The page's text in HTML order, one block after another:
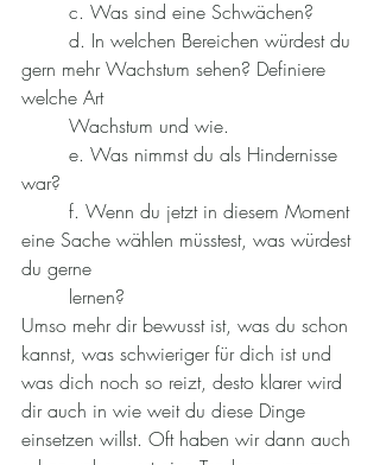
	c. Was sind eine Schwächen?
gern mehr Wachstum sehen? Definiere
welche Art
	Wachstum und wie.
war?
eine Sache wählen müsstest, was würdest
du gerne
	lernen?
Umso mehr dir bewusst ist, was du schon
kannst, was schwieriger für dich ist und
was dich noch so reizt, desto klarer wird
dir auch in wie weit du diese Dinge
einsetzen willst. Oft haben wir dann auch